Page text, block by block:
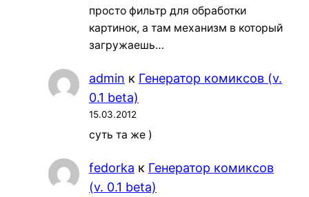
просто фильтр для обработки
картинок, а там механизм в который
загружаешь…
admin к Генератор комиксов (v.
0.1 beta)
15.03.2012
суть та же )
fedorka к Генератор комиксов
(v. 0.1 beta)